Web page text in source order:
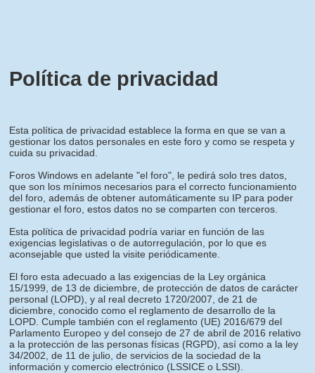
Política de privacidad
Esta política de privacidad establece la forma en que se van a
gestionar los datos personales en este foro y como se respeta y
cuida su privacidad.
Foros Windows en adelante "el foro", le pedirá solo tres datos,
que son los mínimos necesarios para el correcto funcionamiento
del foro, además de obtener automáticamente su IP para poder
gestionar el foro, estos datos no se comparten con terceros.
Esta política de privacidad podría variar en función de las
exigencias legislativas o de autorregulación, por lo que es
aconsejable que usted la visite periódicamente.
El foro esta adecuado a las exigencias de la Ley orgánica
15/1999, de 13 de diciembre, de protección de datos de carácter
personal (LOPD), y al real decreto 1720/2007, de 21 de
diciembre, conocido como el reglamento de desarrollo de la
LOPD. Cumple también con el reglamento (UE) 2016/679 del
Parlamento Europeo y del consejo de 27 de abril de 2016 relativo
a la protección de las personas físicas (RGPD), así como a la ley
34/2002, de 11 de julio, de servicios de la sociedad de la
información y comercio electrónico (LSSICE o LSSI).